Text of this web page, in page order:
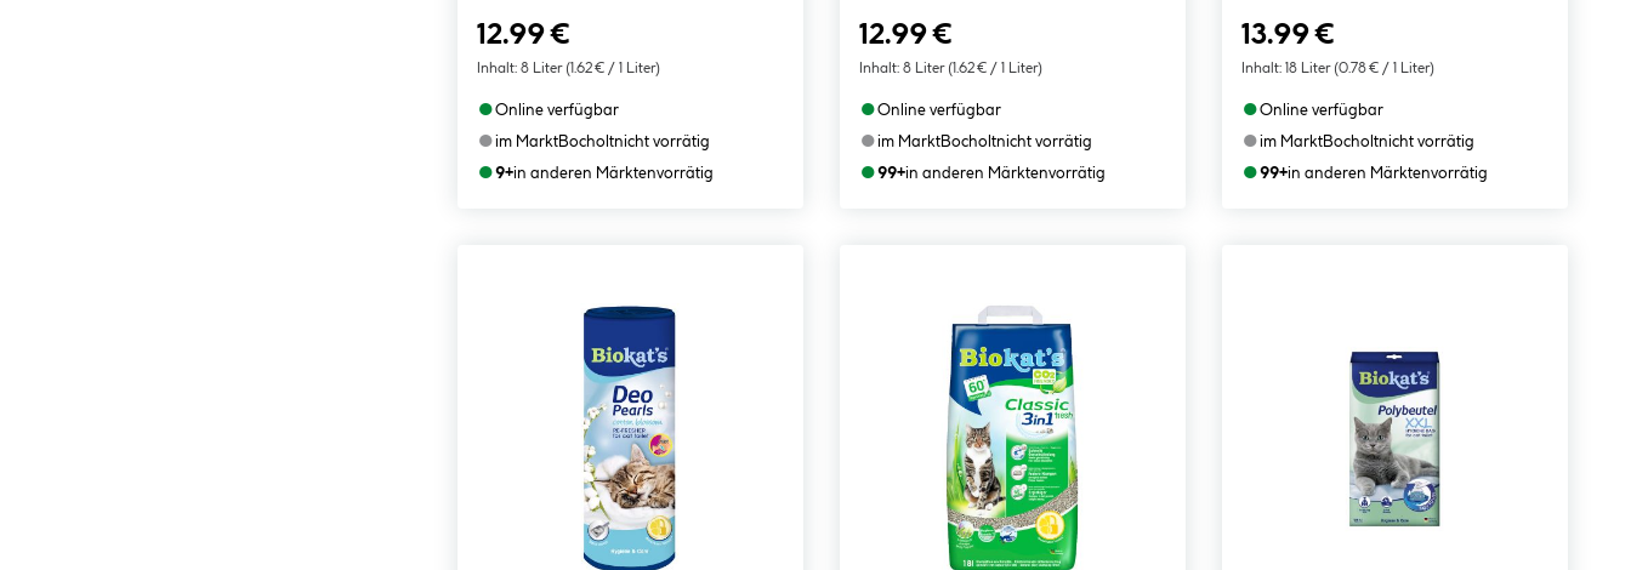
12.99 €
Inhalt: 8 Liter (1.62 € / 1 Liter)
●Online verfügbar
●im MarktBocholtnicht vorrätig
●9+in anderen Märktenvorrätig
12.99 €
Inhalt: 8 Liter (1.62 € / 1 Liter)
●Online verfügbar
●im MarktBocholtnicht vorrätig
●99+in anderen Märktenvorrätig
13.99 €
Inhalt: 18 Liter (0.78 € / 1 Liter)
●Online verfügbar
●im MarktBocholtnicht vorrätig
●99+in anderen Märktenvorrätig